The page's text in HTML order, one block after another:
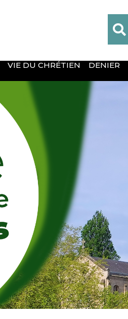
VIE DU CHRÉTIEN DENIER